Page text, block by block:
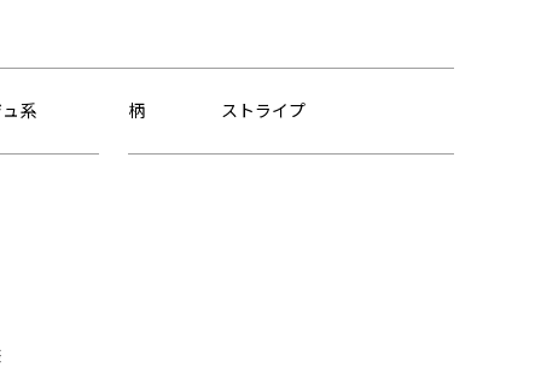
系 柄 ストライプ